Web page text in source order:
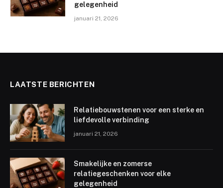
gelegenheid
januari 21, 2026
LAATSTE BERICHTEN
Relatiebouwstenen voor een sterke en
liefdevolle verbinding
januari 21, 2026
Smakelijke en zomerse
relatiegeschenken voor elke
gelegenheid